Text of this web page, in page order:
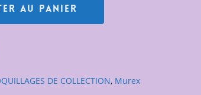
Au Panier
DE COLLECTION, Murex